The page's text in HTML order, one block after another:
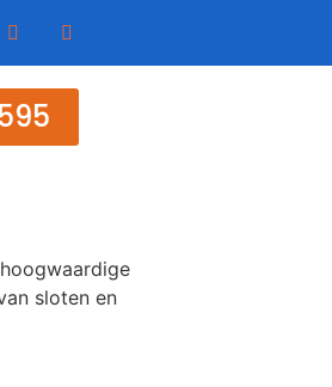
sloten en